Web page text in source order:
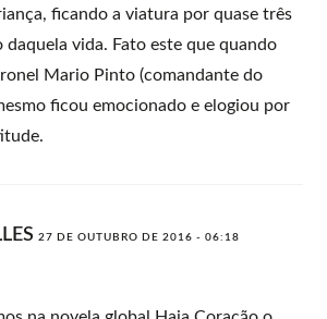
ficando a viatura por quase três
daquela vida. Fato este que quando
Mario Pinto (comandante do
ficou emocionado e elogiou por
27 DE OUTUBRO DE 2016 - 06:18